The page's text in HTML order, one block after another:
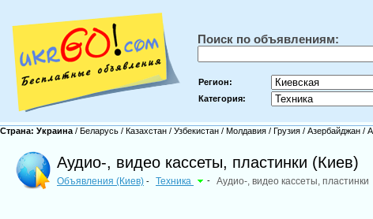
Поиск по объявлениям:
Регион:
Категория:
Страна: Украина / Беларусь / Казахстан / Узбекистан / Молдавия / Грузия / Азербайджан /
Аудио-, видео кассеты, пластинки (Киев)
Объявления (Киев) - Техника - Аудио-, видео кассеты, пластинки